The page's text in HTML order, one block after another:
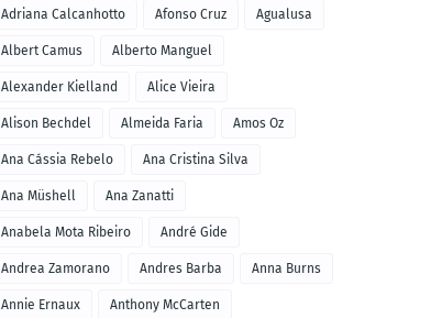
Adriana Calcanhotto Afonso Cruz Agualusa
Albert Camus Alberto Manguel
Alexander Kielland Alice Vieira
Alison Bechdel Almeida Faria Amos Oz
Ana Cássia Rebelo Ana Cristina Silva
Ana Müshell Ana Zanatti
Anabela Mota Ribeiro André Gide
Andrea Zamorano Andres Barba Anna Burns
Annie Ernaux Anthony McCarten